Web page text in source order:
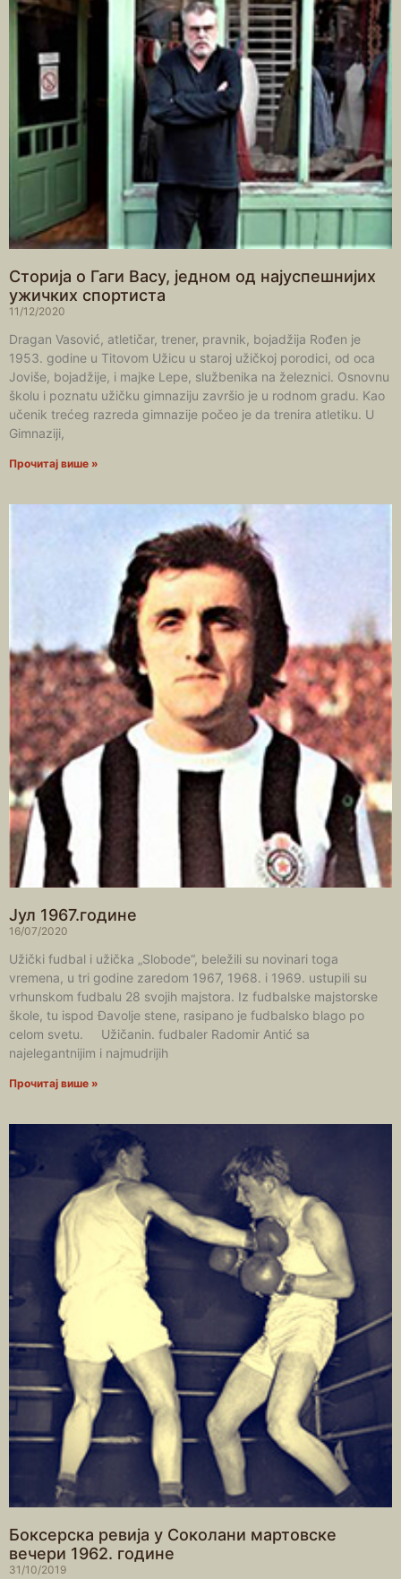
Сторија о Гаги Васу, једном од најуспешнијих
ужичких спортиста
11/12/2020
Dragan Vasović, atletičar, trener, pravnik, bojadžija Rođen je
1953. godine u Titovom Užicu u staroj užičkoj porodici, od oca
Joviše, bojadžije, i majke Lepe, službenika na železnici. Osnovnu
školu i poznatu užičku gimnaziju završio je u rodnom gradu. Kao
učenik trećeg razreda gimnazije počeo je da trenira atletiku. U
Gimnaziji,
Прочитај више »
Јул 1967.године
16/07/2020
Užički fudbal i užička „Slobode“, beležili su novinari toga
vremena, u tri godine zaredom 1967, 1968. i 1969. ustupili su
vrhunskom fudbalu 28 svojih majstora. Iz fudbalske majstorske
škole, tu ispod Đavolje stene, rasipano je fudbalsko blago po
celom svetu. Užičanin. fudbaler Radomir Antić sa
najelegantnijim i najmudrijih
Прочитај више »
Боксерска ревија у Соколани мартовске
вечери 1962. године
31/10/2019